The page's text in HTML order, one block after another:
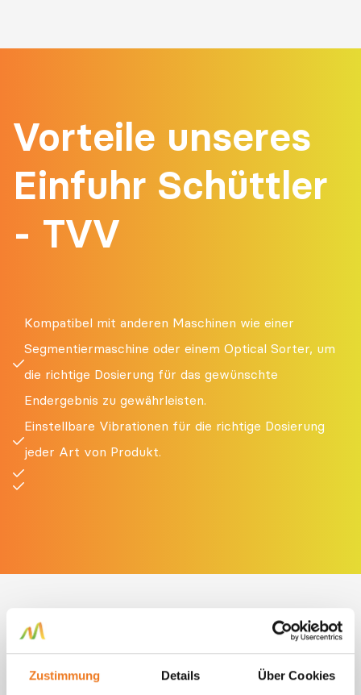
Zustimmung Details Über Cookies
Vorteile unseres
Einfuhr Schüttler
- TVV
Kompatibel mit anderen Maschinen wie einer
Segmentiermaschine oder einem Optical Sorter, um
die richtige Dosierung für das gewünschte
Endergebnis zu gewährleisten.
Einstellbare Vibrationen für die richtige Dosierung
jeder Art von Produkt.
Was unsere